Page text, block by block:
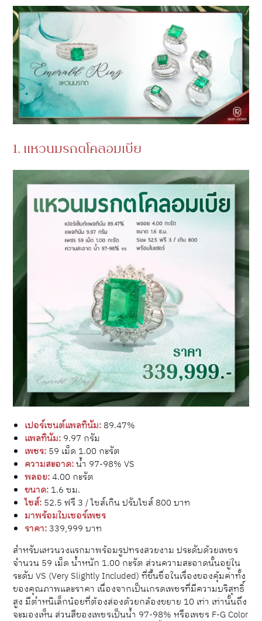
1. แหวนมรกตโคลอมเบีย
เปอร์เซนต์แพลทินัม: 89.47%
แพลทินัม: 9.97 กรัม
เพชร: 59 เม็ด 1.00 กะรัต
ความสะอาด:น้ำ 97-98% VS
พลอย:4.00 กะรัต
ขนาด: 1.6 ซม.
ไซส์: 52.5 ฟรี 3 / ไซส์เกิน ปรับไซส์ 800 บาท
มาพร้อมใบเซอร์เพชร
ราคา: 339,999 บาท
สำหรับแหวนวงแรกมาพร้อมรูปทรงสวยงาม ประดับด้วยเพชร
จำนวน 59 เม็ด น้ำหนัก 1.00 กะรัต ส่วนความสะอาดนั้นอยู่ใน
ระดับ VS (Very Slightly Included) ที่ขึ้นชื่อในเรื่องของคุ้มค่าทั้ง
ของคุณภาพและราคา เนื่องจากเป็นเกรดเพชรที่มีความบริสุทธิ์
สูง มีตำหนิเล็กน้อยที่ต้องส่องด้วยกล้องขยาย 10 เท่า เท่านั้นถึง
จะมองเห็น ส่วนสีของเพชรเป็นน้ำ 97-98% หรือเพชร F-G Color